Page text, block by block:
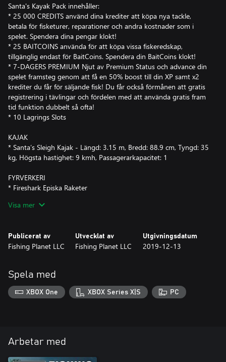
Santa's Kayak Pack innehåller:
* 25 000 CREDITS använd dina krediter att köpa nya tackle,
betala för fisketurer, reparationer och andra kostnader som i
spelet. Spendera dina pengar klokt!
* 25 BAITCOINS använda för att köpa vissa fiskeredskap,
tillgänglig endast för BaitCoins. Spendera din BaitCoins klokt!
* 7-DAGERS PREMIUM Njut av Premium Status och advance din
spelet framsteg genom att få en 50% boost till din XP samt x2
krediter du får för säljande fisk! Du får också förmånen att gratis
registrering i tävlingar och fördelen med att använda gratis fram
tid funktion dubbelt så ofta!
* 10 Lagrings Slots
KAJAK
* Santa’s Sleigh Kajak - Längd: 3.15 m, Bredd: 88.9 cm, Tyngd: 35
kg, Högsta hastighet: 9 kmh, Passagerarkapacitet: 1
FYRVERKERI
* Fireshark Episka Raketer
* Squid-pro-Quo Blaster Packa
FISKEKORT(7 dagar)
* Avancerade, Alberta
* White Moose sjö
Visa mer
Publicerat av
Fishing Planet LLC
Utvecklat av
Fishing Planet LLC
Utgivningsdatum
2019-12-13
Spela med
XBOX One XBOX Series X|S PC
Arbetar med